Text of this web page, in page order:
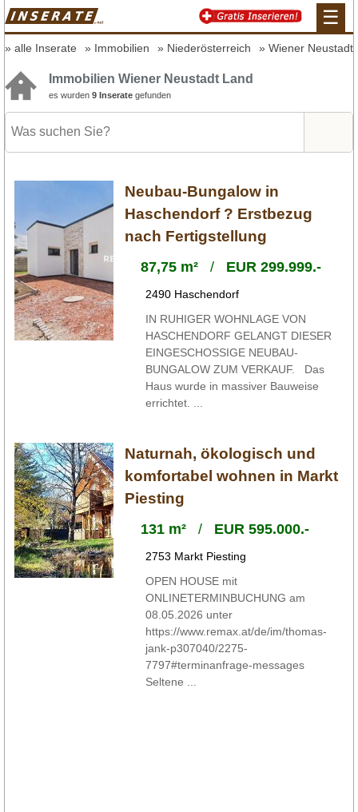
☰
alle Inserate Immobilien Niederösterreich Wiener Neustadt
Immobilien Wiener Neustadt Land
es wurden 9 Inserate gefunden
Neubau-Bungalow in
Haschendorf ? Erstbezug
nach Fertigstellung
87,75 m²/ EUR 299.999.-
2490 Haschendorf
IN RUHIGER WOHNLAGE VON
HASCHENDORF GELANGT DIESER
EINGESCHOSSIGE NEUBAU-
BUNGALOW ZUM VERKAUF. Das
Haus wurde in massiver Bauweise
errichtet. ...
Naturnah, ökologisch und
komfortabel wohnen in Markt
Piesting
131 m²/ EUR 595.000.-
2753 Markt Piesting
OPEN HOUSE mit
ONLINETERMINBUCHUNG am
08.05.2026 unter
https://www.remax.at/de/im/thomas-
jank-p307040/2275-
7797#terminanfrage-messages
Seltene ...